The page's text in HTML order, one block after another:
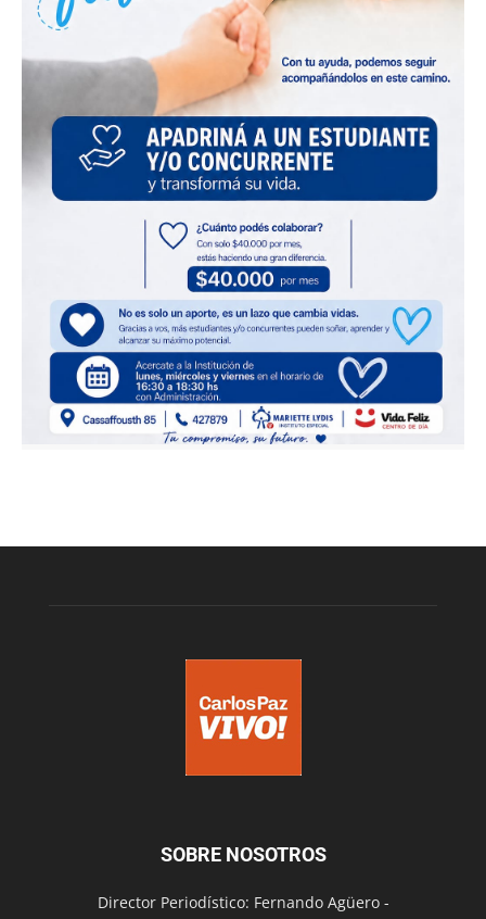
SOBRE NOSOTROS
Director Periodístico: Fernando Agüero -